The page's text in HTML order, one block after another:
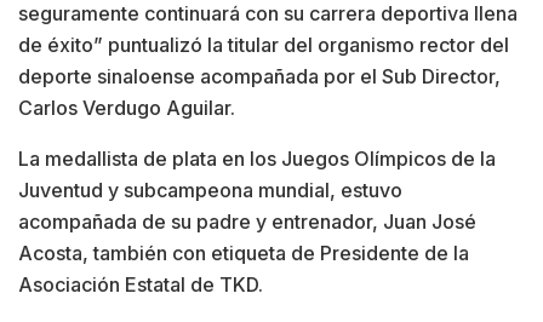
seguramente continuará con su carrera deportiva llena
de éxito” puntualizó la titular del organismo rector del
deporte sinaloense acompañada por el Sub Director,
Carlos Verdugo Aguilar.
La medallista de plata en los Juegos Olímpicos de la
Juventud y subcampeona mundial, estuvo
acompañada de su padre y entrenador, Juan José
Acosta, también con etiqueta de Presidente de la
Asociación Estatal de TKD.